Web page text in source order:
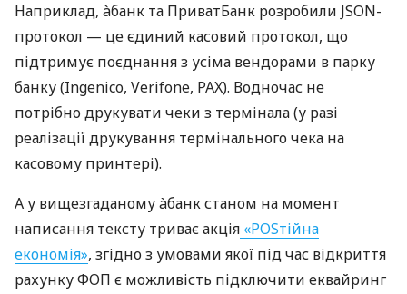
Наприклад, àбанк та ПриватБанк розробили JSON-
протокол — це єдиний касовий протокол, що
підтримує поєднання з усіма вендорами в парку
банку (Ingenico, Verifone, PAX). Водночас не
потрібно друкувати чеки з термінала (у разі
реалізації друкування термінального чека на
касовому принтері).
А у вищезгаданому àбанк станом на момент
написання тексту триває акція «POSтійна
економія», згідно з умовами якої під час відкриття
рахунку ФОП є можливість підключити еквайринг